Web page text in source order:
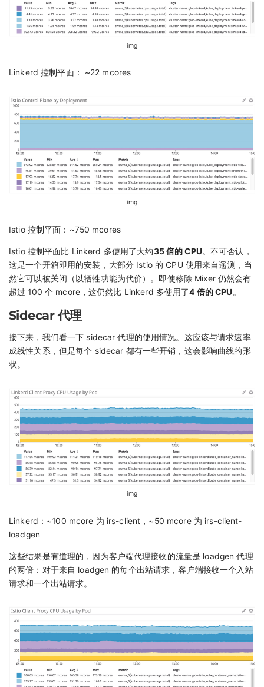
img
Linkerd 控制平面： ~22 mcores
img
Istio 控制平面：~750 mcores
Istio 控制平面比 Linkerd 多使用了大约35 倍的 CPU。不可否认，
这是一个开箱即用的安装，大部分 Istio 的 CPU 使用来自遥测，当
然它可以被关闭（以牺牲功能为代价）。即使移除 Mixer 仍然会有
超过 100 个 mcore，这仍然比 Linkerd 多使用了4 倍的 CPU。
Sidecar 代理
接下来，我们看一下 sidecar 代理的使用情况。这应该与请求速率
成线性关系，但是每个 sidecar 都有一些开销，这会影响曲线的形
状。
img
Linkerd：~100 mcore 为 irs-client，~50 mcore 为 irs-client-
loadgen
这些结果是有道理的，因为客户端代理接收的流量是 loadgen 代理
的两倍：对于来自 loadgen 的每个出站请求，客户端接收一个入站
请求和一个出站请求。